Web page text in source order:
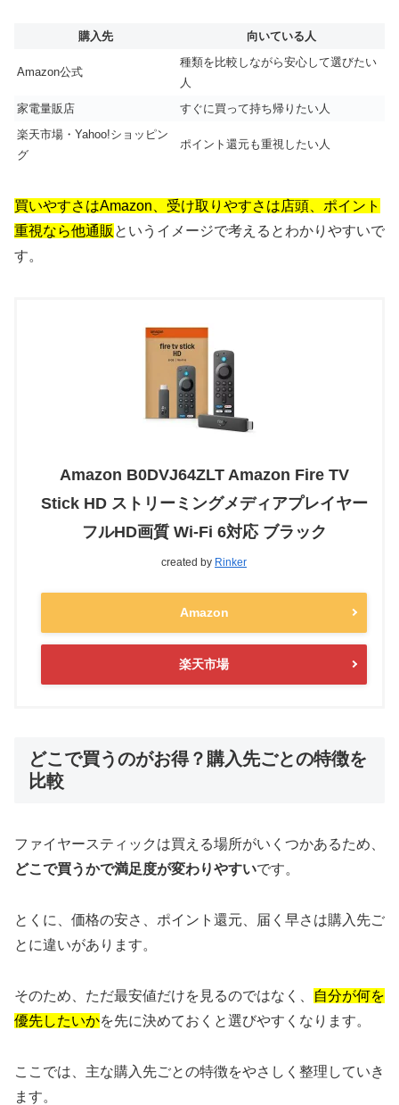
購入先 向いている人
Amazon公式
種類を比較しながら安心して選びたい
人
家電量販店
すぐに買って持ち帰りたい人
楽天市場・Yahoo!ショッピン
グ
ポイント還元も重視したい人
買いやすさはAmazon、受け取りやすさは店頭、ポイント
重視なら他通販 というイメージで考えるとわかりやすいで
す。
Amazon B0DVJ64ZLT Amazon Fire TV
Stick HD ストリーミングメディアプレイヤー
フルHD画質 Wi-Fi 6対応 ブラック
created by Rinker
Amazon
楽天市場
どこで買うのがお得？購入先ごとの特徴を
比較
ファイヤースティックは買える場所がいくつかあるため、
どこで買うかで満足度が変わりやすいです。
とくに、価格の安さ、ポイント還元、届く早さは購入先ご
とに違いがあります。
そのため、ただ最安値だけを見るのではなく、
自分が何を
優先したいかを先に決めておくと選びやすくなります。
ここでは、主な購入先ごとの特徴をやさしく整理していき
ます。